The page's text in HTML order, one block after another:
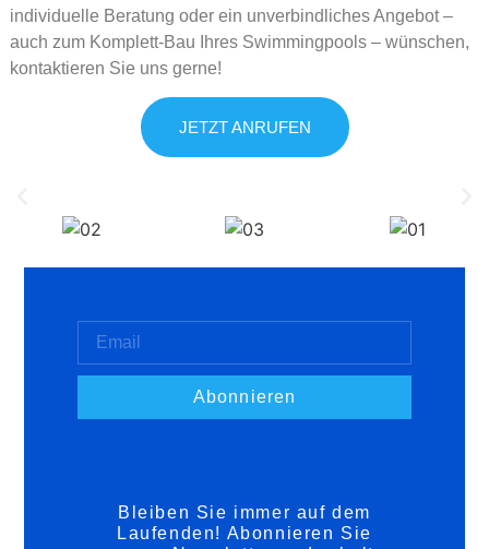
individuelle Beratung oder ein unverbindliches Angebot –
auch zum Komplett-Bau Ihres Swimmingpools – wünschen,
kontaktieren Sie uns gerne!
JETZT ANRUFEN
Bleiben Sie immer auf dem
Laufenden! Abonnieren Sie
Abonnieren